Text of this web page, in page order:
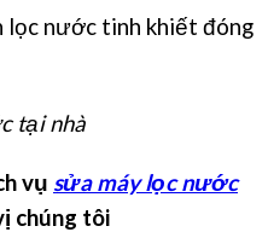
lọc nước tinh khiết đóng
tại nhà
vụ sửa máy lọc nước
chúng tôi